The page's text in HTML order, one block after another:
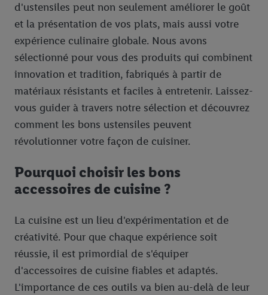
d'ustensiles peut non seulement améliorer le goût
et la présentation de vos plats, mais aussi votre
expérience culinaire globale. Nous avons
sélectionné pour vous des produits qui combinent
innovation et tradition, fabriqués à partir de
matériaux résistants et faciles à entretenir. Laissez-
vous guider à travers notre sélection et découvrez
comment les bons ustensiles peuvent
révolutionner votre façon de cuisiner.
Pourquoi choisir les bons
accessoires de cuisine ?
La cuisine est un lieu d'expérimentation et de
créativité. Pour que chaque expérience soit
réussie, il est primordial de s'équiper
d'accessoires de cuisine fiables et adaptés.
L'importance de ces outils va bien au-delà de leur